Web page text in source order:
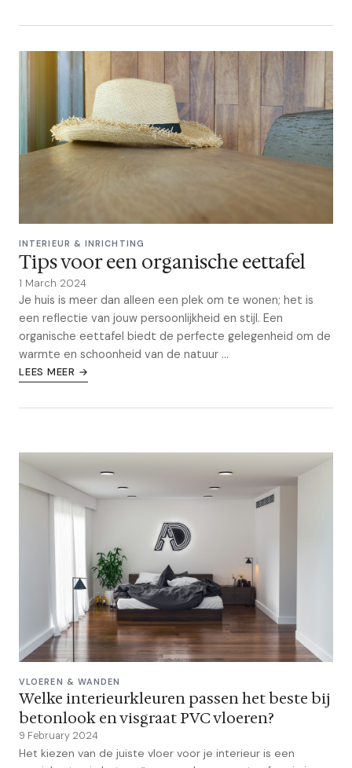
INTERIEUR & INRICHTING
Tips voor een organische eettafel
1 March 2024
Je huis is meer dan alleen een plek om te wonen; het is
een reflectie van jouw persoonlijkheid en stijl. Een
organische eettafel biedt de perfecte gelegenheid om de
warmte en schoonheid van de natuur ...
LEES MEER →
VLOEREN & WANDEN
Welke interieurkleuren passen het beste bij
betonlook en visgraat PVC vloeren?
9 February 2024
Het kiezen van de juiste vloer voor je interieur is een